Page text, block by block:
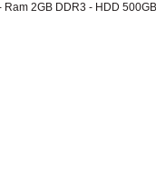
2GB DDR3 - HDD